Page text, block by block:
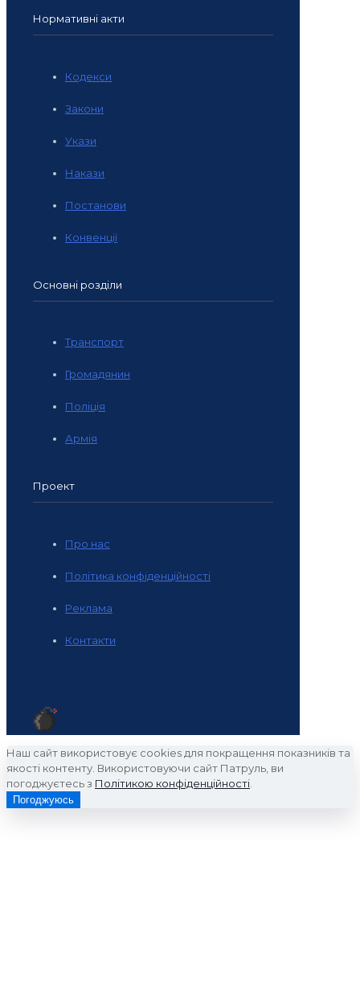
Нормативні акти
Кодекси
Закони
Укази
Накази
Постанови
Конвенції
Основні розділи
Транспорт
Громадянин
Поліція
Армія
Проект
Про нас
Політика конфіденційності
Реклама
Контакти
Наш сайт використовує cookies для покращення показників та
якості контенту. Використовуючи сайт Патруль, ви
погоджуєтесь з Політикою конфіденційності
Погоджуюсь